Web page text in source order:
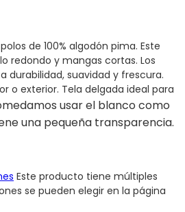
de 100% algodón pima. Este
redondo y mangas cortas. Los
durabilidad, suavidad y frescura.
o exterior. Tela delgada ideal para
usar el blanco como
una pequeña transparencia.
Este producto tiene múltiples
se pueden elegir en la página